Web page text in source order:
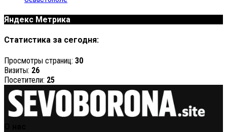
Яндекс Метрика
Статистика за сегодня:
Просмотры страниц: 30
Визиты: 26
Посетители: 25